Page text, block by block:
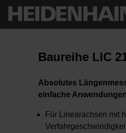
Baureihe LIC
Absolutes
einfache
Für Linearachsen mit